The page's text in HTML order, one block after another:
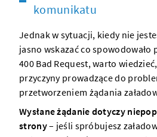
komunikatu
Jednak w sytuacji, kiedy nie
jasno wskazać co spowodowało
400 Bad Request, warto
przyczyny prowadzące do
przetworzeniem żądania
Wysłane żądanie dotyczy
strony– jeśli spróbujesz